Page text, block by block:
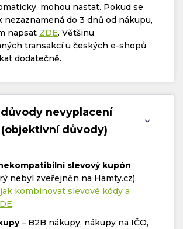
mohou nastat. Pokud se
nezaznamená do 3 dnů od nákupu,
napsat ZDE. Většinu
transakcí u českých e-shopů
dodatečně.
nevyplacení
důvody)
slevový kupón
nebyl zveřejněn na Hamty.cz).
kombinovat slevové kódy a
.
– B2B nákupy, nákupy na IČO,